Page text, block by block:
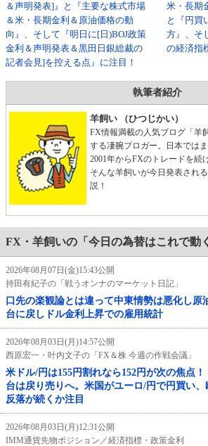
＆声明発表]』と『主要な株式市場
＆米・長期金利＆原油価格の動
向』、そして『明日に[日)BOJ政策
金利＆声明発表＆黒田日銀総裁の
記者会見]を控える点』に注目！
米・長期
と『円買
方』、そ
の経済指
執筆者紹介
羊飼い （ひつじかい）
FX情報満載の人気ブログ「羊
する凄腕ブロガー。日本では
2001年からFXのトレードを続
そんな羊飼いが今日発表され
説！
FX・羊飼いの「今日の為替はこれで動
2026年08月07日(金)15:43公開
持田有紀子の「戦うオンナのマーケット日記」
口先の楽観論とは違って中東情勢は悪化し原
台に戻しドル金利上昇での雇用統計
2026年08月03日(月)14:57公開
西原宏一・叶内文子の「FX＆株 今週の作戦会議」
米ドル/円は155円割れなら152円が次の焦点
台は戻り売りへ。米国がユーロ/円で円買い
反落が続くか注目
2026年08月03日(月)12:31公開
IMM通貨先物ポジション／経済指標・政策金利